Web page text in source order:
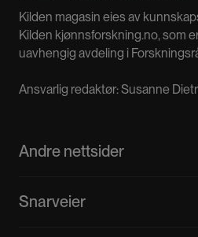
Kilden magasin eies av
Kilden kjønnsforskning.no, som
uavhengig avdeling i
Ansvarlig redaktør: Susanne
Andre nettsider
Kvinnehistorie.no
Snarveier